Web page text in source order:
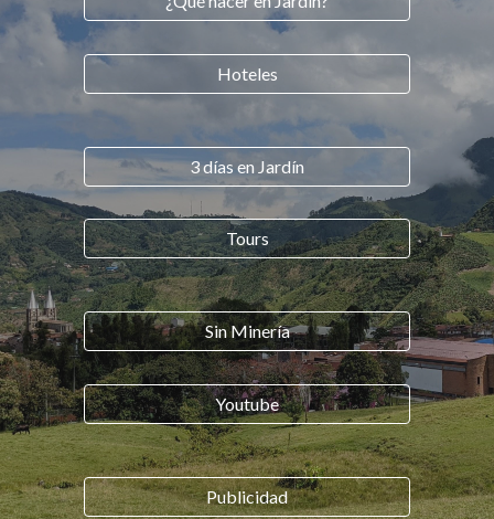
Hoteles
3 días en Jardín
Tours
Sin Minería
Youtube
Publicidad